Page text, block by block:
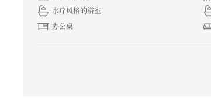
水疗风格的浴室
办公桌